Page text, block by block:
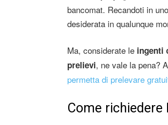
bancomat. Recandoti in
desiderata in qualunque
Ma, considerate le ingenti
prelievi, ne vale la pena?
permetta di prelevare
Come richiedere